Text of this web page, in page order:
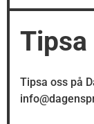
Tipsa
Tipsa oss på